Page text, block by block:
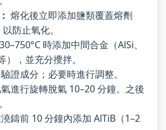
熔化後立即添加鹽類覆蓋熔劑
防止氧化。
時添加中間合金（AlSi、
，並充分攪拌。
驗證成分；必要時進行調整。
進行旋轉脫氣 10–20 分鐘。之後
鑄前 10 分鐘內添加 AlTiB（1–2